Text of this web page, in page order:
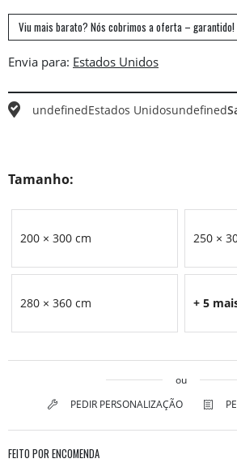
Viu mais barato? Nós cobrimos a oferta – garantido!
Envia para:
undefinedEstados Unidosundefined
Tamanho:
200 × 300 cm 250 ×
280 × 360 cm + 5
ou
PEDIR PERSONALIZAÇÃO
FEITO POR ENCOMENDA